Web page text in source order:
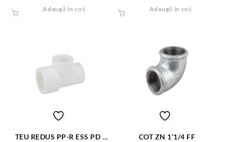
Adaugă în coș Adaugă în coș
TEU REDUS PP-R ESS PD /
COT ZN 1’1/4 FF